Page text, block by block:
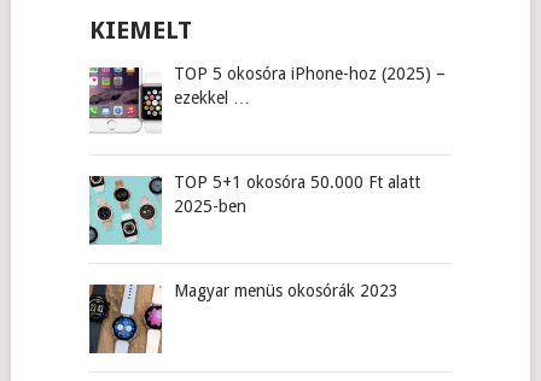
KIEMELT
TOP 5 okosóra iPhone-hoz (2025) –
ezekkel …
TOP 5+1 okosóra 50.000 Ft alatt
2025-ben
Magyar menüs okosórák 2023